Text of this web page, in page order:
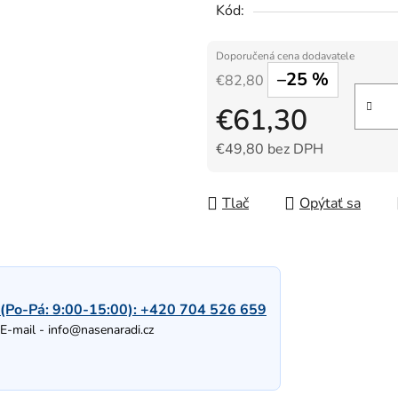
Kód:
€82,80 –25 %
€61,30
€49,80 bez DPH
Tlač Opýtať sa
(Po-Pá: 9:00-15:00):+420 704 526 659
E-mail - info@nasenaradi.cz